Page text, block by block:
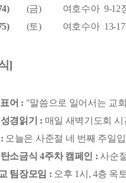
(금) 여호수아 9-12
(토) 여호수아 13-
]
어 : ​"말씀으로 일어서는 교
경읽기 : 매일 새벽기도회
오늘은 사준절 네 번째 주일
소금식 4주차 캠페인 : 사순
팀장모임 : 오후 1시, 4층 옥